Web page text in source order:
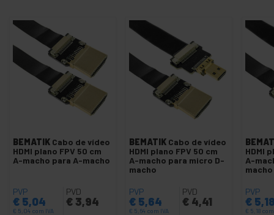
BEMATIK Cabo de vídeo
HDMI plano FPV 50 cm
A-macho para A-macho
PVP
€ 5,04
€ 5,04 com IVA
PVD
€3,94
BEMATIK Cabo de vídeo
HDMI plano FPV 50 cm
A-macho para micro D-
macho
PVP
€ 5,64
€ 5,64 com IVA
PVD
€4,41
HDMI
A-
macho
PVP
€
€ 5,18